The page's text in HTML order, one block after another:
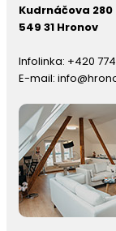
Kudrnáčova 280
549 31 Hronov
Infolinka: +420
E-mail: